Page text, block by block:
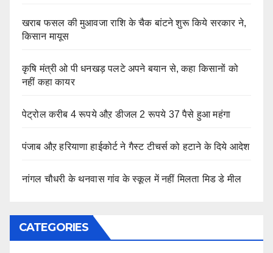
खराब फसल की मुआवजा राशि के चैक बांटने शुरू किये सरकार ने,
किसान मायूस
कृषि मंत्री ओ पी धनखड़ पलटे अपने बयान से, कहा किसानों को
नहीं कहा कायर
पेट्रोल करीब 4 रूपये औऱ डीजल 2 रूपये 37 पैसे हुआ महंगा
पंजाब औऱ हरियाणा हाईकोर्ट ने गैस्ट टीचर्स को हटाने के दिये आदेश
नांगल चौधरी के थनवास गांव के स्कूल में नहीं मिलता मिड डे मील
CATEGORIES